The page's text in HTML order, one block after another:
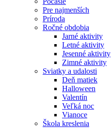
Pre najmenších
Príroda
Ročné obdobia
Jarné aktivity
Letné aktivity
Jesenné aktivity
Zimné aktivity
Sviatky a udalosti
Deň matiek
Halloween
Valentín
Veľká noc
Vianoce
Škola kreslenia